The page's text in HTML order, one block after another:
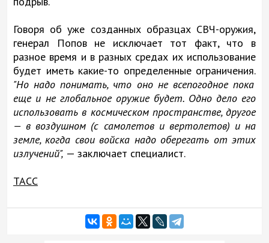
Говоря об уже созданных образцах СВЧ-оружия,
генерал Попов не исключает тот факт, что в
разное время и в разных средах их использование
будет иметь какие-то определенные ограничения.
"Но надо понимать, что оно не всепогодное пока
еще и не глобальное оружие будет. Одно дело его
использовать в космическом пространстве, другое
— в воздушном (с самолетов и вертолетов) и на
земле, когда свои войска надо оберегать от этих
излучений", — заключает специалист.
ТАСС